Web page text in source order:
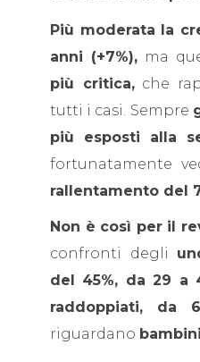
Più moderata la
anni (+7%), ma
più critica,che
tutti i casi. Sempre
più esposti alla
fortunatamente
rallentamento del
Non è così per il
confronti degli
del 45%, da 29 a
raddoppiati, da
riguardano